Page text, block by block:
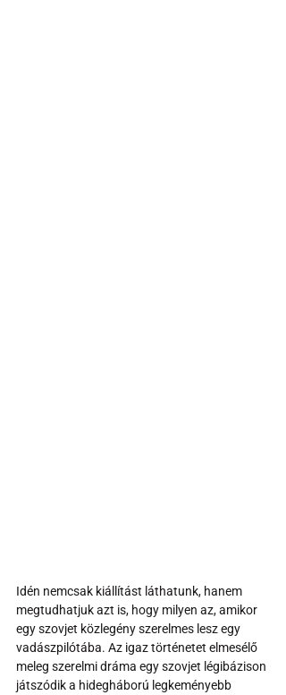
Idén nemcsak kiállítást láthatunk, hanem
megtudhatjuk azt is, hogy milyen az, amikor
egy szovjet közlegény szerelmes lesz egy
vadászpilótába. Az igaz történetet elmesélő
meleg szerelmi dráma egy szovjet légibázison
játszódik a hidegháború legkeményebb